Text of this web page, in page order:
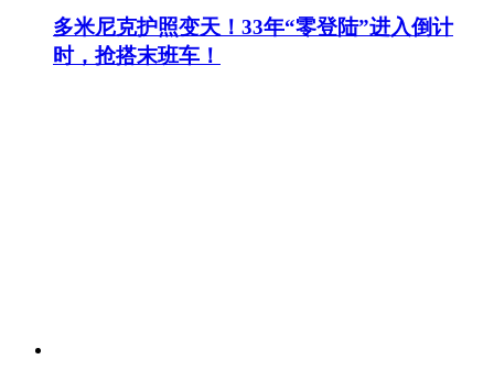
多米尼克护照变天！33年“零登陆”进入倒计
时，抢搭末班车！